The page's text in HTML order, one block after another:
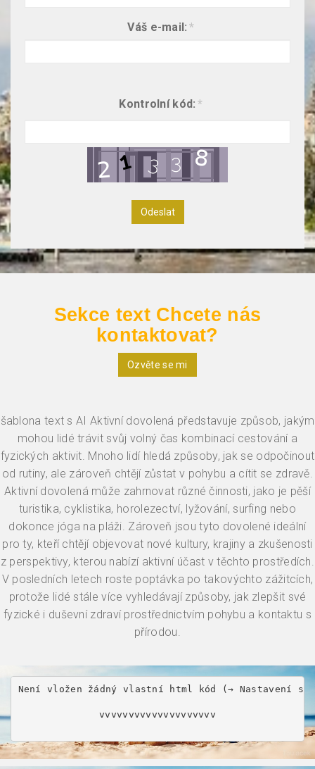
*
Váš e-mail:
*
Kontrolní kód:
Sekce text Chcete nás
kontaktovat?
Ozvěte se mi
šablona text s AI Aktivní dovolená představuje způsob, jakým
mohou lidé trávit svůj volný čas kombinací cestování a
fyzických aktivit. Mnoho lidí hledá způsoby, jak se odpočinout
od rutiny, ale zároveň chtějí zůstat v pohybu a cítit se zdravě.
Aktivní dovolená může zahrnovat různé činnosti, jako je pěší
turistika, cyklistika, horolezectví, lyžování, surfing nebo
dokonce jóga na pláži. Zároveň jsou tyto dovolené ideální
pro ty, kteří chtějí objevovat nové kultury, krajiny a zkušenosti
z perspektivy, kterou nabízí aktivní účast v těchto prostředích.
V posledních letech roste poptávka po takovýchto zážitcích,
protože lidé stále více vyhledávají způsoby, jak zlepšit své
fyzické i duševní zdraví prostřednictvím pohybu a kontaktu s
přírodou.
Není vložen žádný vlastní html kód (→ Nastavení
vvvvvvvvvvvvvvvvvvvv